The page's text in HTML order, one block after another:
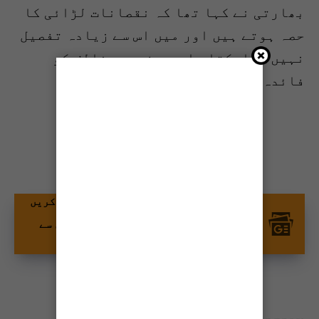
بھارتی نے کہا تھا کہ نقصانات لڑائی کا
حصہ ہوتے ہیں اور میں اس سے زیادہ تفصیل
نہيں بتاسکتا، اس سے فریق مخالف کو
فائدہ ہوتا ہے۔
گوگل نیوز پر ٹائمز آف کراچی کو فالو کریں
اور اپنی پسندیدہ مواد کو زیادہ تیزی سے